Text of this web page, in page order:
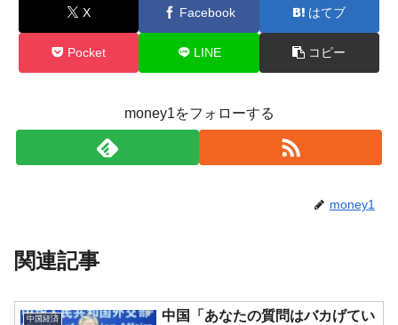
X Facebook はてブ
Pocket LINE コピー
money1をフォローする
money1
関連記事
中国経済
中国「あなたの質問はバカげてい